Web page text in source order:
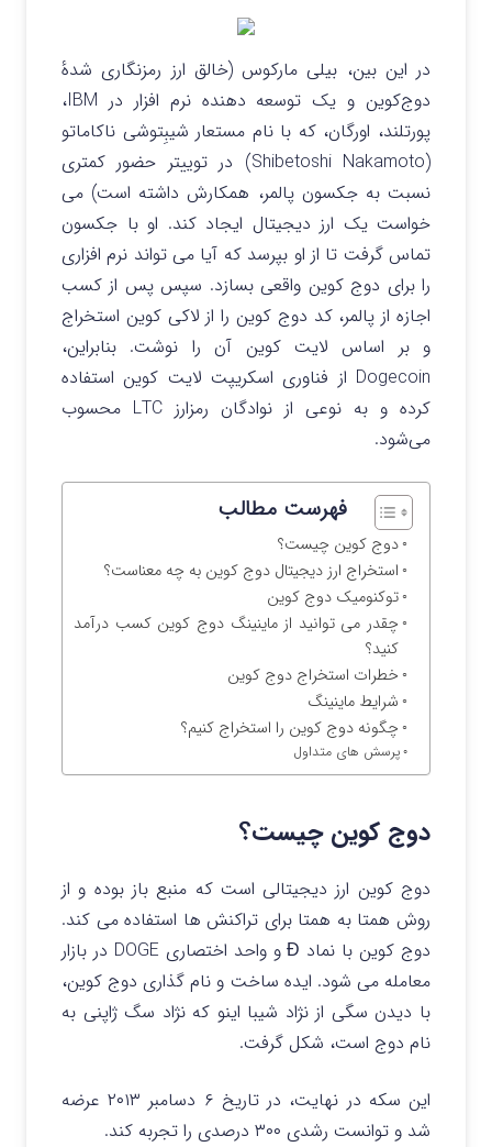
در این بین، بیلی مارکوس (خالق ارز رمزنگاریشدهٔ
دوج‌کوین
و یک توسعه دهنده نرم افزار در IBM،
پورتلند، اورگان، که با نام مستعار شیبِتوشی ناکاماتو
(Shibetoshi Nakamoto) در
توییتر حضور کمتری
نسبت به جکسون پالمر، همکارش داشته است) می
خواست یک ارز دیجیتال ایجاد کند. او با جکسون
تماس گرفت تا از او بپرسد که آیا می تواند نرم افزاری
را برای دوج کوین واقعی بسازد. سپس پس از کسب
اجازه از پالمر، کد دوج کوین را از لاکی کوین استخراج
و بر اساس لایت کوین آن را نوشت. بنابراین،
Dogecoin از فناوری اسکریپت لایت کوین استفاده
کرده و به نوعی از نوادگان رمزارز LTC محسوب
می‌شود.
فهرست مطالب
دوج کوین چیست؟
استخراج ارز دیجیتال دوج کوین به چه معناست؟
توکنومیک دوج کوین
چقدر می توانید از ماینینگ دوج کوین کسب درآمد
کنید؟
خطرات استخراج دوج کوین
شرایط ماینینگ
چگونه دوج کوین را استخراج کنیم؟
پرسش های متداول
دوج کوین چیست؟
دوج کوین ارز دیجیتالی است که منبع باز بوده و از
روش همتا به همتا برای تراکنش ها استفاده می کند.
دوج کوین با نماد Ð و واحد اختصاری DOGE در بازار
معامله می شود. ایده ساخت و نام گذاری دوج کوین،
با دیدن سگی از نژاد شیبا اینو که نژاد سگ ژاپنی به
نام دوج است، شکل گرفت.
این سکه در نهایت، در تاریخ ۶ دسامبر ۲۰۱۳ عرضه
شد و توانست رشدی ۳۰۰ درصدی را تجربه کند.